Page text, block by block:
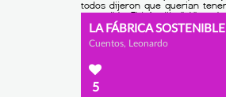
LA FÁBRICA SOSTENIBLE
Cuentos, Leonardo
5